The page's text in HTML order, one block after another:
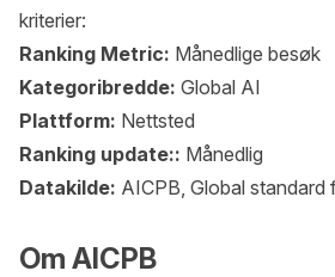
kriterier:
Ranking Metric: Månedlige besøk
Kategoribredde: Global AI
Plattform: Nettsted
Ranking update:: Månedlig
Datakilde: AICPB, Global
Om AICPB